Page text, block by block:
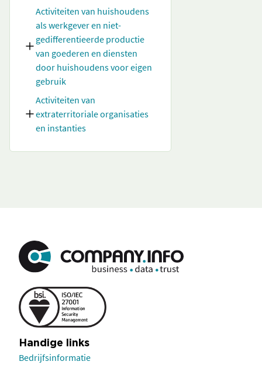
Activiteiten van huishoudens
als werkgever en niet-
gedifferentieerde productie
van goederen en diensten
door huishoudens voor eigen
gebruik
Activiteiten van
extraterritoriale organisaties
en instanties
Handige links
Bedrijfsinformatie